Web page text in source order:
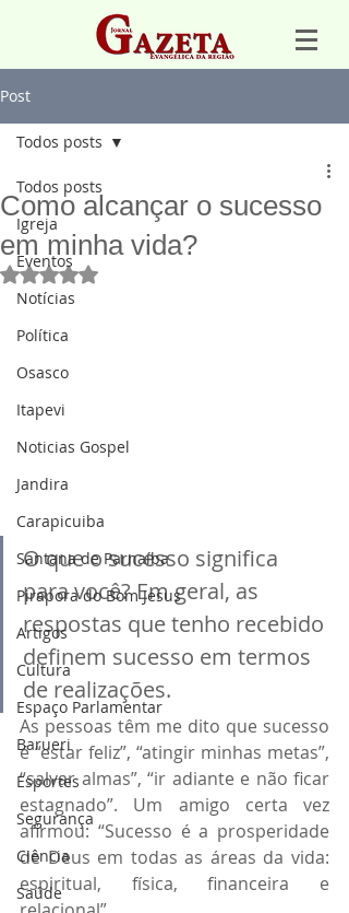
Post
Todos posts
Igreja
Eventos
Notícias
Política
Osasco
Itapevi
Noticias Gospel
Jandira
Carapicuiba
Santana de Parnaíba
Pirapora do Bom Jesus
Artigos
Cultura
Espaço Parlamentar
Barueri
Esportes
Segurança
Ciência
Saúde
Todos posts
Como alcançar o sucesso
em minha vida?
Avaliado com NaN de 5 estrelas.
O que o sucesso significa
para você? Em geral, as
respostas que tenho recebido
definem sucesso em termos
de realizações.
As pessoas têm me dito que sucesso
é “estar feliz”, “atingir minhas metas”,
“salvar almas”, “ir adiante e não ficar
estagnado”. Um amigo certa vez
afirmou: “Sucesso é a prosperidade
de Deus em todas as áreas da vida:
espiritual, física, financeira e